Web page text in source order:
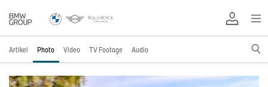
Artikel Photo Video TV Footage Audio